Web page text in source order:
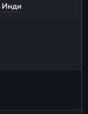
Инди